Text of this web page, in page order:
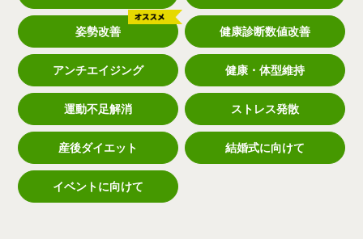
姿勢改善 健康診断数値改善
アンチエイジング 健康・体型維持
運動不足解消 ストレス発散
産後ダイエット 結婚式に向けて
イベントに向けて